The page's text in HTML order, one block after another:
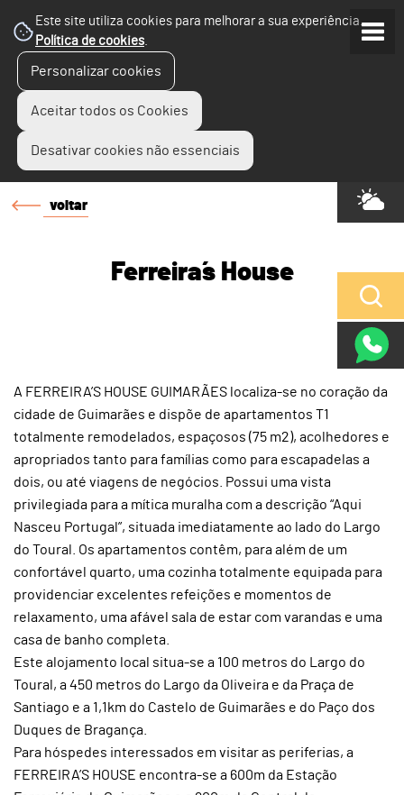
Este site utiliza cookies para melhorar a sua experiência.
Política de cookies.
Personalizar cookies
Aceitar todos os Cookies
Desativar cookies não essenciais
voltar
Ferreira´s House
A FERREIRA’S HOUSE GUIMARÃES localiza-se no coração da
cidade de Guimarães e dispõe de apartamentos T1
totalmente remodelados, espaçosos (75 m2), acolhedores e
apropriados tanto para famílias como para escapadelas a
dois, ou até viagens de negócios. Possui uma vista
privilegiada para a mítica muralha com a descrição “Aqui
Nasceu Portugal”, situada imediatamente ao lado do Largo
do Toural. Os apartamentos contêm, para além de um
confortável quarto, uma cozinha totalmente equipada para
providenciar excelentes refeições e momentos de
relaxamento, uma afável sala de estar com varandas e uma
casa de banho completa.
Este alojamento local situa-se a 100 metros do Largo do
Toural, a 450 metros do Largo da Oliveira e da Praça de
Santiago e a 1,1km do Castelo de Guimarães e do Paço dos
Duques de Bragança.
Para hóspedes interessados em visitar as periferias, a
FERREIRA’S HOUSE encontra-se a 600m da Estação